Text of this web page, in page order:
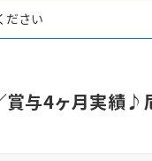
さい
賞与4ヶ月実績